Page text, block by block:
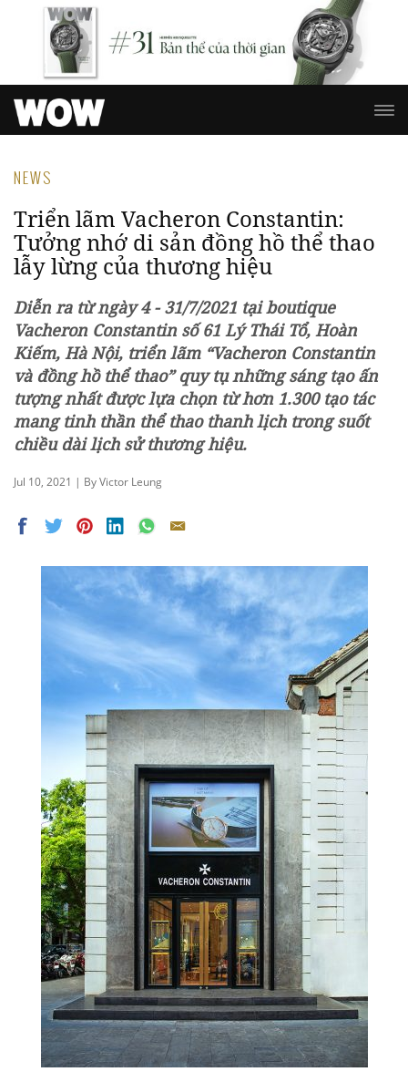
NEWS
Triển lãm Vacheron Constantin:
Tưởng nhớ di sản đồng hồ thể thao
lẫy lừng của thương hiệu
Diễn ra từ ngày 4 - 31/7/2021 tại boutique
Vacheron Constantin số 61 Lý Thái Tổ, Hoàn
Kiếm, Hà Nội, triển lãm “Vacheron Constantin
và đồng hồ thể thao” quy tụ những sáng tạo ấn
tượng nhất được lựa chọn từ hơn 1.300 tạo tác
mang tinh thần thể thao thanh lịch trong suốt
chiều dài lịch sử thương hiệu.
Jul 10, 2021 | By Victor Leung